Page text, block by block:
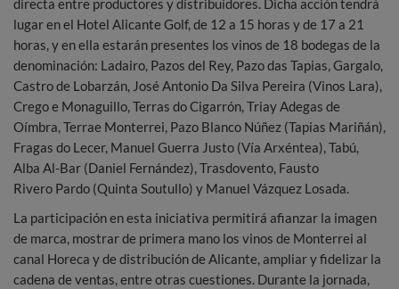
directa entre productores y distribuidores. Dicha acción tendrá
lugar en el Hotel Alicante Golf, de 12 a 15 horas y de 17 a 21
horas, y en ella estarán presentes los vinos de 18 bodegas de la
denominación: Ladairo, Pazos del Rey, Pazo das Tapias, Gargalo,
Castro de Lobarzán, José Antonio Da Silva Pereira (Vinos Lara),
Crego e Monaguillo, Terras do Cigarrón, Triay Adegas de
Oímbra, Terrae Monterrei, Pazo Blanco Núñez (Tapias Mariñán),
Fragas do Lecer, Manuel Guerra Justo (Vía Arxéntea), Tabú,
Alba Al-Bar (Daniel Fernández), Trasdovento, Fausto
Rivero Pardo (Quinta Soutullo) y Manuel Vázquez Losada.
La participación en esta iniciativa permitirá afianzar la imagen
de marca, mostrar de primera mano los vinos de Monterrei al
canal Horeca y de distribución de Alicante, ampliar y fidelizar la
cadena de ventas, entre otras cuestiones. Durante la jornada,